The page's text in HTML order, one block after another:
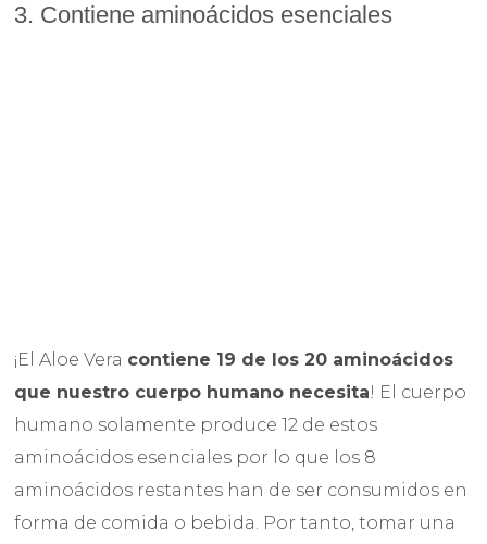
3. Contiene aminoácidos esenciales
¡El Aloe Vera contiene 19 de los 20 aminoácidos
que nuestro cuerpo humano necesita! El cuerpo
humano solamente produce 12 de estos
aminoácidos esenciales por lo que los 8
aminoácidos restantes han de ser consumidos en
forma de comida o bebida. Por tanto, tomar una